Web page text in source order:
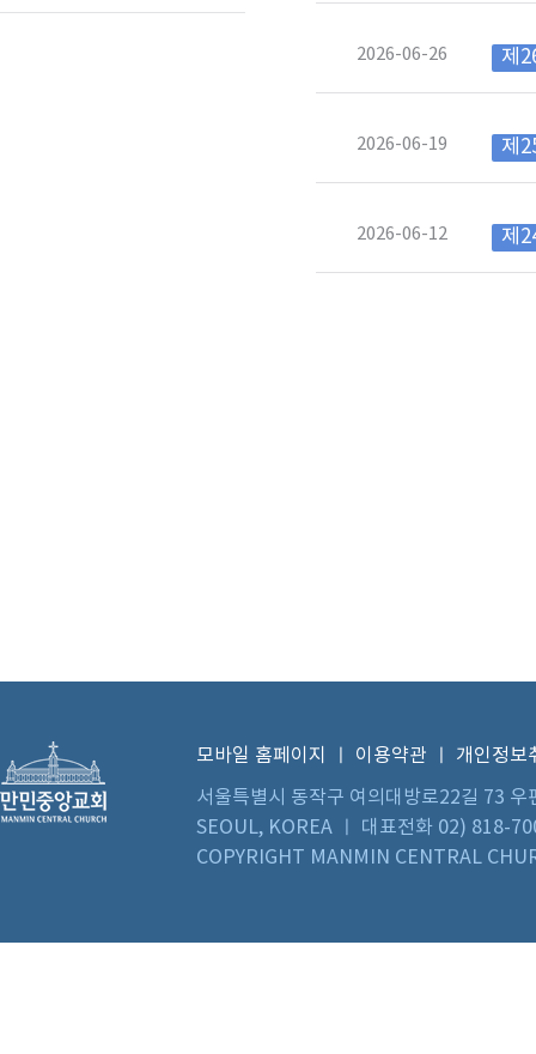
2026-06-26 제
2026-06-19 제
2026-06-12 제
모바일 홈페이지 이용약관
개인정보
서울특별시 동작구 여의대방로22길 73
SEOUL, KOREA ㅣ 대표전화 02) 818-
COPYRIGHT MANMIN CENTRAL